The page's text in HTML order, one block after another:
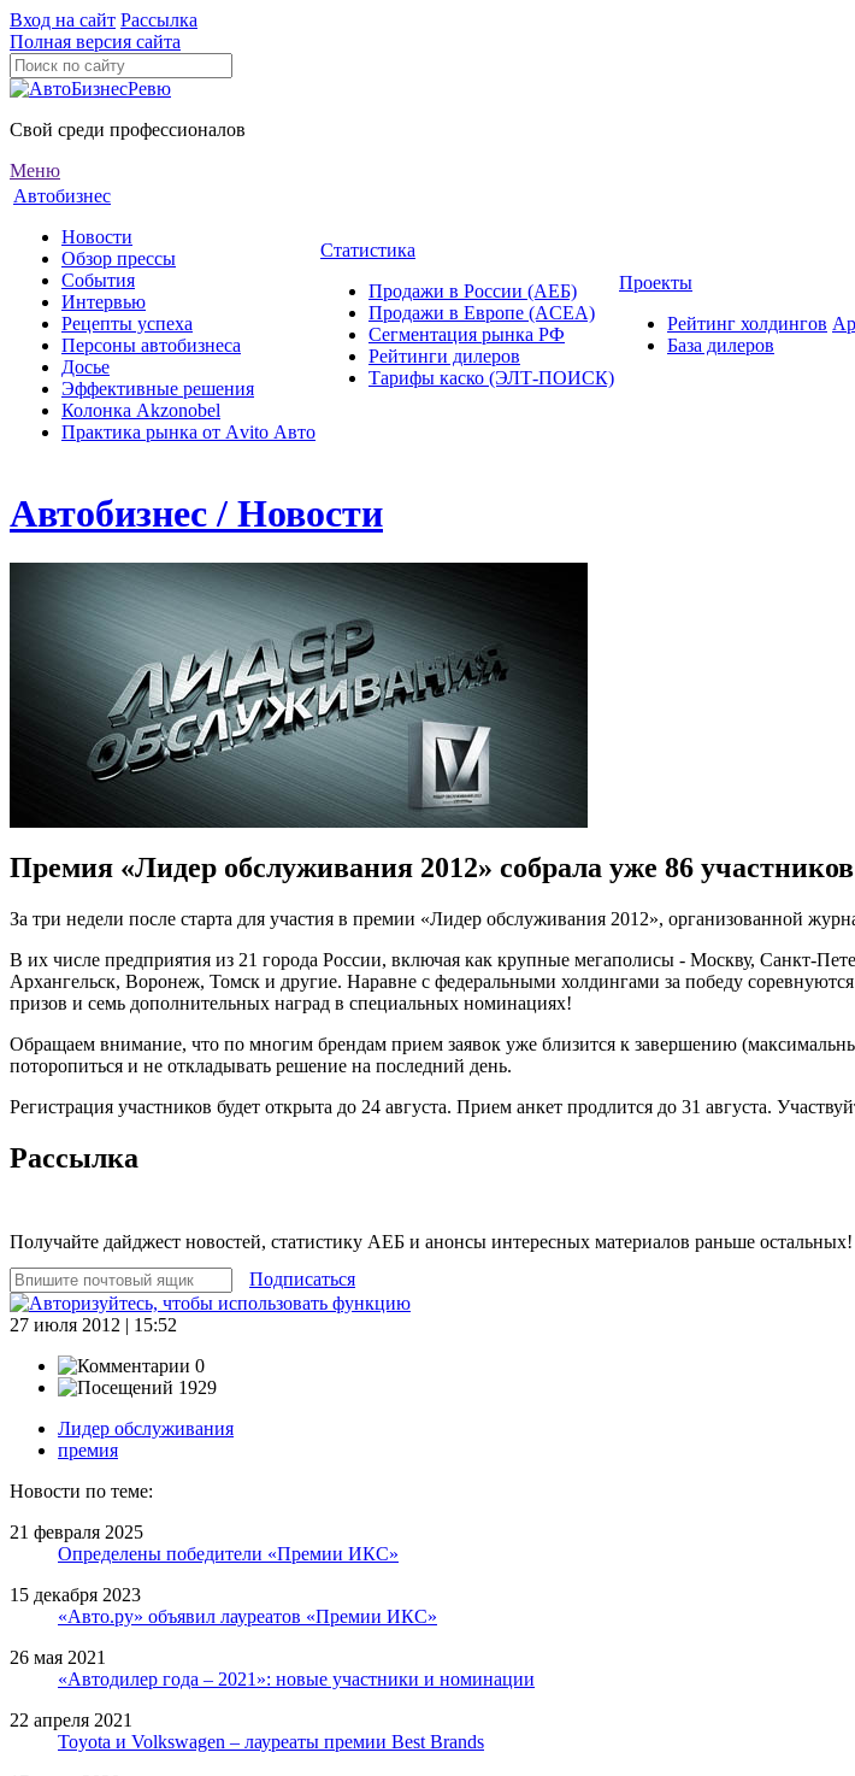
Вход на сайт Рассылка
Полная версия сайта
Свой среди профессионалов
Меню
Автобизнес
Новости
Обзор прессы
События
Интервью
Рецепты успеха
Персоны автобизнеса
Досье
Эффективные решения
Колонка Akzonobel
Практика рынка от Аvito Авто
Статистика
Продажи в России (АЕБ)
Продажи в Европе (ACEA)
Сегментация рынка РФ
Рейтинги дилеров
Тарифы каско (ЭЛТ-ПОИСК)
Проекты
Рейтинг холдингов
База дилеров
Автобизнес / Новости
Премия «Лидер обслуживания 2012» собрала уже 86 участников
За три недели после старта для участия в премии «Лидер обслуживания 2012», организованной
В их числе предприятия из 21 города России, включая как крупные мегаполисы - Москву, Санкт-
Архангельск, Воронеж, Томск и другие. Наравне с федеральными холдингами за победу
призов и семь дополнительных наград в специальных номинациях!
Обращаем внимание, что по многим брендам прием заявок уже близится к завершению
поторопиться и не откладывать решение на последний день.
Регистрация участников будет открыта до 24 августа. Прием анкет продлится до 31 августа.
Рассылка
Получайте дайджест новостей, статистику АЕБ и анонсы интересных материалов раньше остальных!
Подписаться
27 июля 2012 | 15:52
0
1929
Лидер обслуживания
премия
Новости по теме:
21 февраля 2025
Определены победители «Премии ИКС»
15 декабря 2023
«Авто.ру» объявил лауреатов «Премии ИКС»
26 мая 2021
«Автодилер года – 2021»: новые участники и номинации
22 апреля 2021
Toyota и Volkswagen – лауреаты премии Best Brands